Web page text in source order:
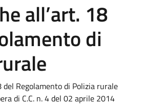
all’art. 18
di
del Regolamento di Polizia rurale
di C.C. n. 4 del 02 aprile 2014